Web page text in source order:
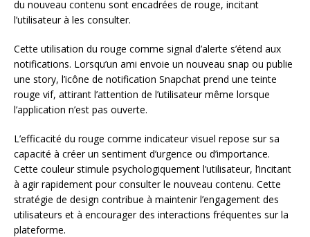
du nouveau contenu sont encadrées de rouge, incitant
l’utilisateur à les consulter.
Cette utilisation du rouge comme signal d’alerte s’étend aux
notifications. Lorsqu’un ami envoie un nouveau snap ou publie
une story, l’icône de notification Snapchat prend une teinte
rouge vif, attirant l’attention de l’utilisateur même lorsque
l’application n’est pas ouverte.
L’efficacité du rouge comme indicateur visuel repose sur sa
capacité à créer un sentiment d’urgence ou d’importance.
Cette couleur stimule psychologiquement l’utilisateur, l’incitant
à agir rapidement pour consulter le nouveau contenu. Cette
stratégie de design contribue à maintenir l’engagement des
utilisateurs et à encourager des interactions fréquentes sur la
plateforme.